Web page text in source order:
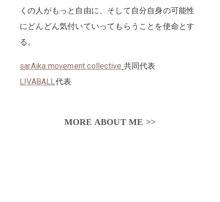
くの人がもっと自由に、そして自分自身の可能性
にどんどん気付いていってもらうことを使命とす
る。
sarAika movement collective 共同代表
LIVABALL代表
MORE ABOUT ME >>